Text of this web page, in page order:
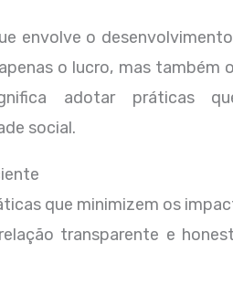
envolve o
o lucro, mas também
adotar práticas
social.
que minimizem os
transparente e